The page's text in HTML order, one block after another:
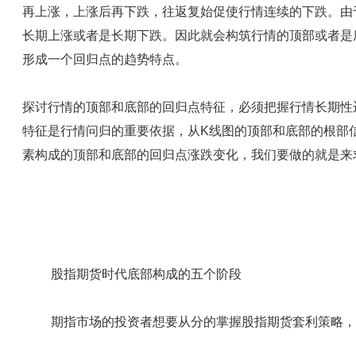
再上涨，上涨后再下跌，往返复始促使行情连续的下跌。
长期上涨或者是长期下跌。因此就会构筑行情的顶部或者
形成一个回归点的趋势特点。
探讨行情的顶部和底部的回归点特征，必须把握行情长期
特征是行情问归的重要依据，从K线图的顶部和底部的根
素构成的顶部和底部的回归点涨跌变化，我们要做的就是
股指期货时代底部构成的五个阶段
期指市场的投资者想要从分的掌握股指期货套利策略，